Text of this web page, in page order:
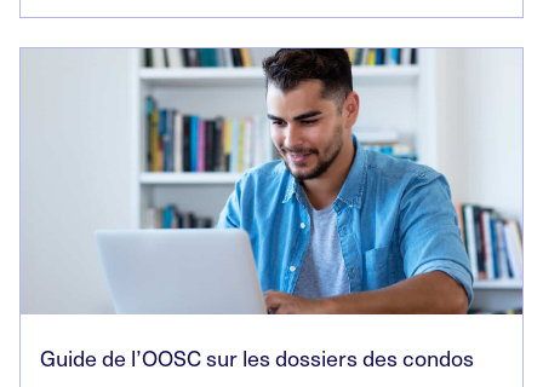
Guide de l’OOSC sur les dossiers des condos